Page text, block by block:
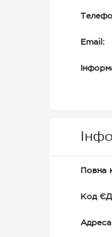
Email:
Повна
Код